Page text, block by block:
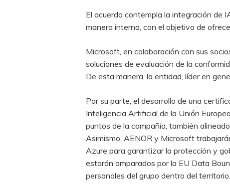
El acuerdo contempla la integración de
manera interna, con el objetivo de
Microsoft, en colaboración con sus
soluciones de evaluación de la
De esta manera, la entidad, líder en
Por su parte, el desarrollo de una
Inteligencia Artificial de la Unión
puntos de la compañía, también
Asimismo, AENOR y Microsoft
Azure para garantizar la protección y
estarán amparados por la EU Data
personales del grupo dentro del territorio.